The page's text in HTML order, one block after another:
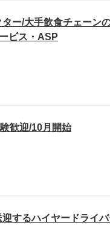
ー/大手飲食チェーン
ビス・ASP
歓迎/10月開始
するハイヤードライ